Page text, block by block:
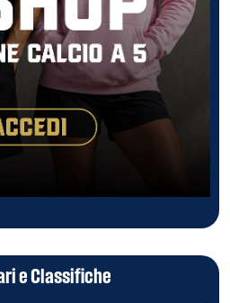
e Classifiche